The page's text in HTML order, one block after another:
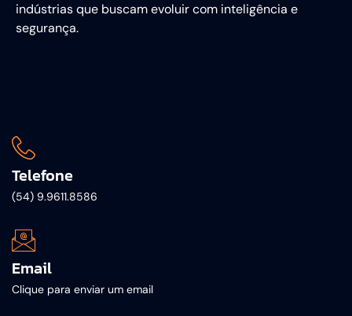
indústrias que buscam evoluir com inteligência e
segurança.
Telefone
(54) 9.9611.8586
Email
Clique para enviar um email